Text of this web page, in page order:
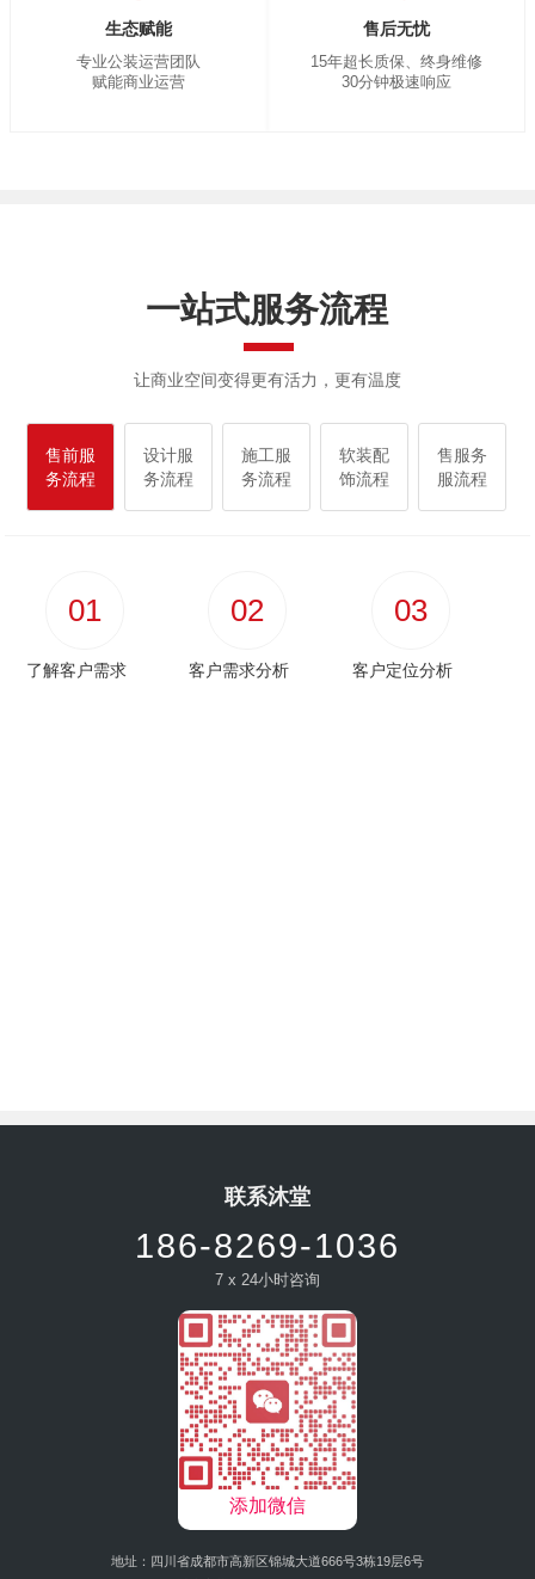
生态赋能
专业公装运营团队
赋能商业运营
售后无忧
15年超长质保、终身维修
30分钟极速响应
一站式服务流程
让商业空间变得更有活力，更有温度
售前服
务流程
设计服
务流程
施工服
务流程
软装配
饰流程
售服务
服流程
01
了解客户需求
02
客户需求分析
03
客户定位分析
联系沐堂
186-8269-1036
7 x 24小时咨询
添加微信
地址：四川省成都市高新区锦城大道666号3栋19层6号